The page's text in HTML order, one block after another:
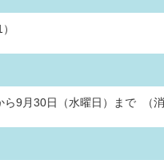
9月30日（水曜日）まで （消